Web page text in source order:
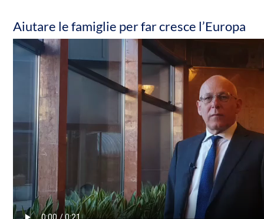
Aiutare le famiglie per far cresce l’Europa